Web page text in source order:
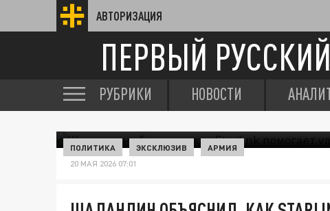
АВТОРИЗАЦИЯ
ПЕРВЫЙ РУССКИЙ
РУБРИКИ НОВОСТИ
ПОЛИТИКА ЭКСКЛЮЗИВ АРМИЯ
20 МАЯ 2026 07:01